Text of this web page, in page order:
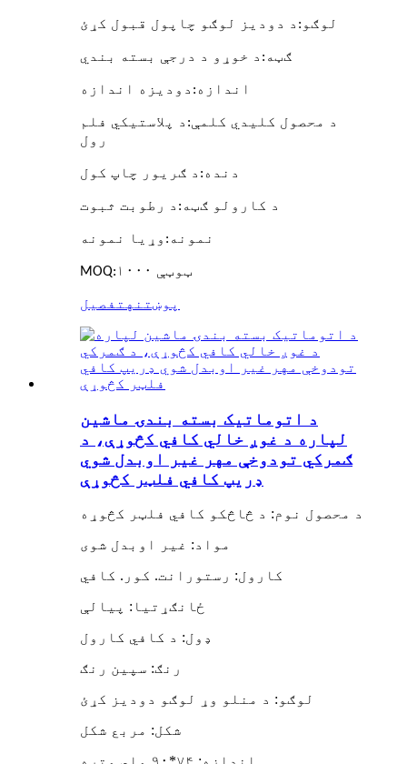
لوګو : د دودیز لوګو چاپول قبول کړئ
ګټه : د خوړو د درجې بسته بندي
اندازه : دودیزه اندازه
د محصول کلیدي کلمې: د پلاستيکي فلم
رول
دنده : د ګریور چاپ کول
د کارولو ګټه : د رطوبت ثبوت
نمونه : وړیا نمونه
MOQ: ۱۰۰۰ ټوټې
پوښتنه تفصیل
د اتوماتیک بسته بندۍ ماشین
لپاره د غوږ خالي کافي کڅوړې، د
ګمرکي تودوخې مهر غیر اوبدل شوي
ډریپ کافي فلټر کڅوړې
د محصول نوم: د څاڅکو کافي فلټر کڅوړه
مواد: غیر اوبدل شوی
کارول: رستورانت. کور. کافي
ځانګړتیا: پیالې
ډول: د کافي کارول
رنګ: سپین رنګ
لوګو: د منلو وړ لوګو دودیز کړئ
شکل: مربع شکل